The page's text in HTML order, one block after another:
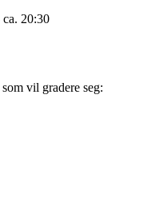
20:30
vil gradere seg: